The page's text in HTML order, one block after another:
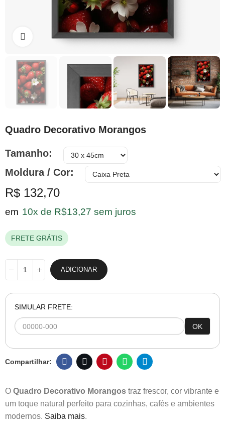
Clique para ampliar
Quadro Decorativo Morangos
Tamanho
Moldura / Cor
R$ 132,70
em 10x de R$13,27 sem juros
FRETE GRÁTIS
ADICIONAR
SIMULAR FRETE:
OK
O Quadro Decorativo Morangos traz frescor, cor vibrante e
um toque natural perfeito para cozinhas, cafés e ambientes
modernos. Saiba mais.